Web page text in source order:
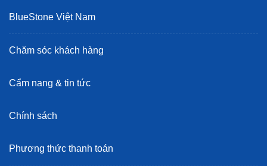
BlueStone Việt Nam
Chăm sóc khách hàng
Cẩm nang & tin tức
Chính sách
Phương thức thanh toán